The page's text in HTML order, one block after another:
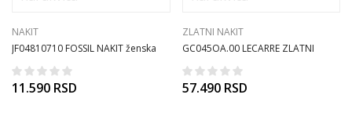
NAKIT
JF04810710 FOSSIL NAKIT ženska
narukvica
11.590 RSD
ZLATNI NAKIT
GC045OA.00 LECARRE ZLATNI
NAKIT 18k narukvica
57.490 RSD